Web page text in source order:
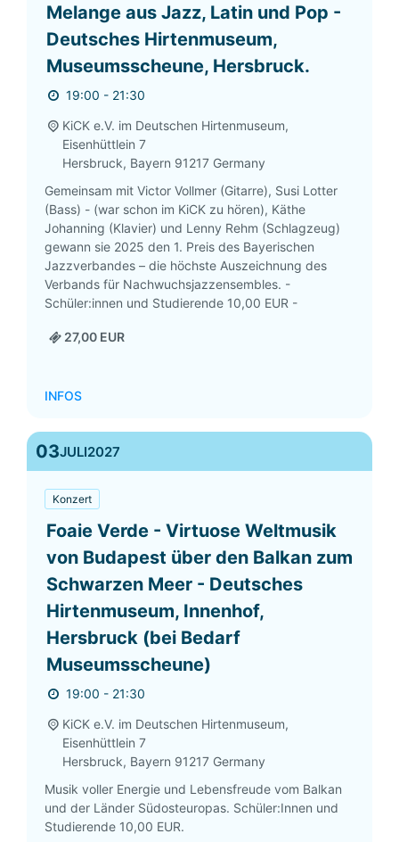
Melange aus Jazz, Latin und Pop -
Deutsches Hirtenmuseum,
Museumsscheune, Hersbruck.
19:00 - 21:30
KiCK e.V. im Deutschen Hirtenmuseum,
Eisenhüttlein 7
Hersbruck, Bayern 91217 Germany
Gemeinsam mit Victor Vollmer (Gitarre), Susi Lotter
(Bass) - (war schon im KiCK zu hören), Käthe
Johanning (Klavier) und Lenny Rehm (Schlagzeug)
gewann sie 2025 den 1. Preis des Bayerischen
Jazzverbandes – die höchste Auszeichnung des
Verbands für Nachwuchsjazzensembles. -
Schüler:innen und Studierende 10,00 EUR -
27,00 EUR
INFOS
03JULI2027
Konzert
Foaie Verde - Virtuose Weltmusik
von Budapest über den Balkan zum
Schwarzen Meer - Deutsches
Hirtenmuseum, Innenhof,
Hersbruck (bei Bedarf
Museumsscheune)
19:00 - 21:30
KiCK e.V. im Deutschen Hirtenmuseum,
Eisenhüttlein 7
Hersbruck, Bayern 91217 Germany
Musik voller Energie und Lebensfreude vom Balkan
und der Länder Südosteuropas. Schüler:Innen und
Studierende 10,00 EUR.